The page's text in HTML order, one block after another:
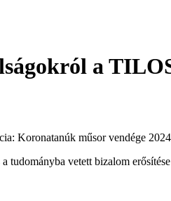
a
Koronatanúk műsor vendége
a tudományba vetett bizalom